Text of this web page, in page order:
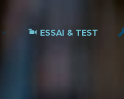
ESSAI & TEST